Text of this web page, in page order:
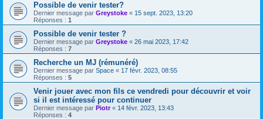
Possible de venir tester?
Dernier message par Greystoke « 15 sept. 2023, 13:20
Réponses : 1
Possible de venir tester ?
Dernier message par Greystoke « 26 mai 2023, 17:42
Réponses : 7
Recherche un MJ (rémunéré)
Dernier message par Space « 17 févr. 2023, 08:55
Réponses : 5
Venir jouer avec mon fils ce vendredi pour découvrir et voir
si il est intéressé pour continuer
Dernier message par Piotr« 14 févr. 2023, 13:43
Réponses : 4